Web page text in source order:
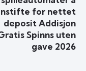
for nettet
deposit Addisjon
Spinns uten
gave 2026